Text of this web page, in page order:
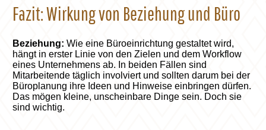
Fazit: Wirkung von Beziehung und Büro
Beziehung: Wie eine Büroeinrichtung gestaltet wird,
hängt in erster Linie von den Zielen und dem Workflow
eines Unternehmens ab. In beiden Fällen sind
Mitarbeitende täglich involviert und sollten darum bei der
Büroplanung ihre Ideen und Hinweise einbringen dürfen.
Das mögen kleine, unscheinbare Dinge sein. Doch sie
sind wichtig.